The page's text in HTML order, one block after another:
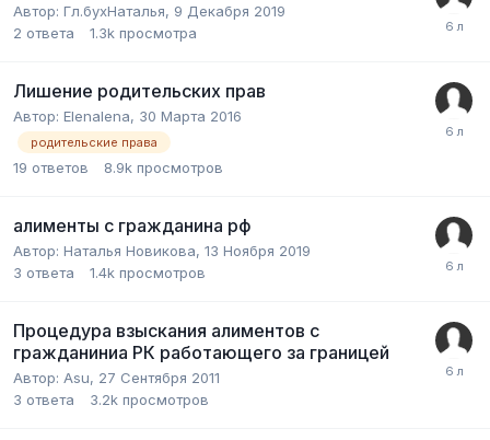
Автор: Гл.бухНаталья, 9 Декабря 2019
2 ответа 1.3k просмотра
Лишение родительских прав
Автор: Elenalena, 30 Марта 2016
родительские права
19 ответов 8.9k просмотров
алименты с гражданина рф
Автор: Наталья Новикова, 13 Ноября 2019
3 ответа 1.4k просмотров
Процедура взыскания алиментов с
гражданиниа РК работающего за границей
Автор: Asu, 27 Сентября 2011
3 ответа 3.2k просмотров